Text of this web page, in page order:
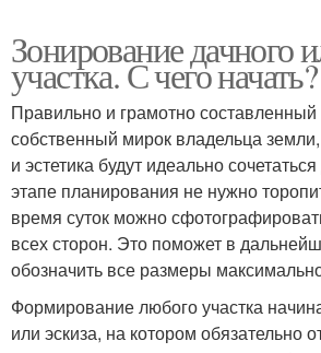
Зонирование дачного
участка. С чего начать?
Правильно и грамотно составленный
собственный мирок владельца
и эстетика будут идеально
этапе планирования не нужно
время суток можно
всех сторон. Это поможет в
обозначить все размеры
Формирование любого участка
или эскиза, на котором обязательно